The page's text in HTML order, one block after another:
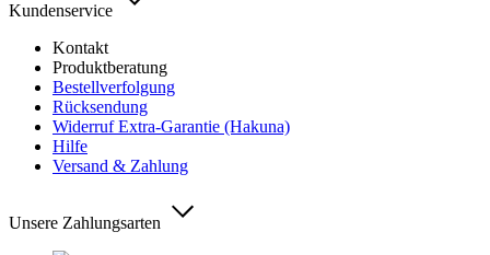
Kundenservice
Kontakt
Produktberatung
Bestellverfolgung
Rücksendung
Widerruf Extra-Garantie (Hakuna)
Hilfe
Versand & Zahlung
Unsere Zahlungsarten